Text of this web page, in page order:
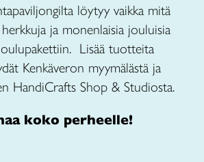
löytyy vaikka mitä
herkkuja ja monenlaisia jouluisia
Lisää tuotteita
Kenkäveron myymälästä ja
HandiCrafts Shop & Studiosta.
koko perheelle!